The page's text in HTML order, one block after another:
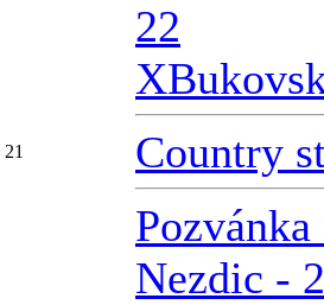
21
22
X
Country
Nezdic -